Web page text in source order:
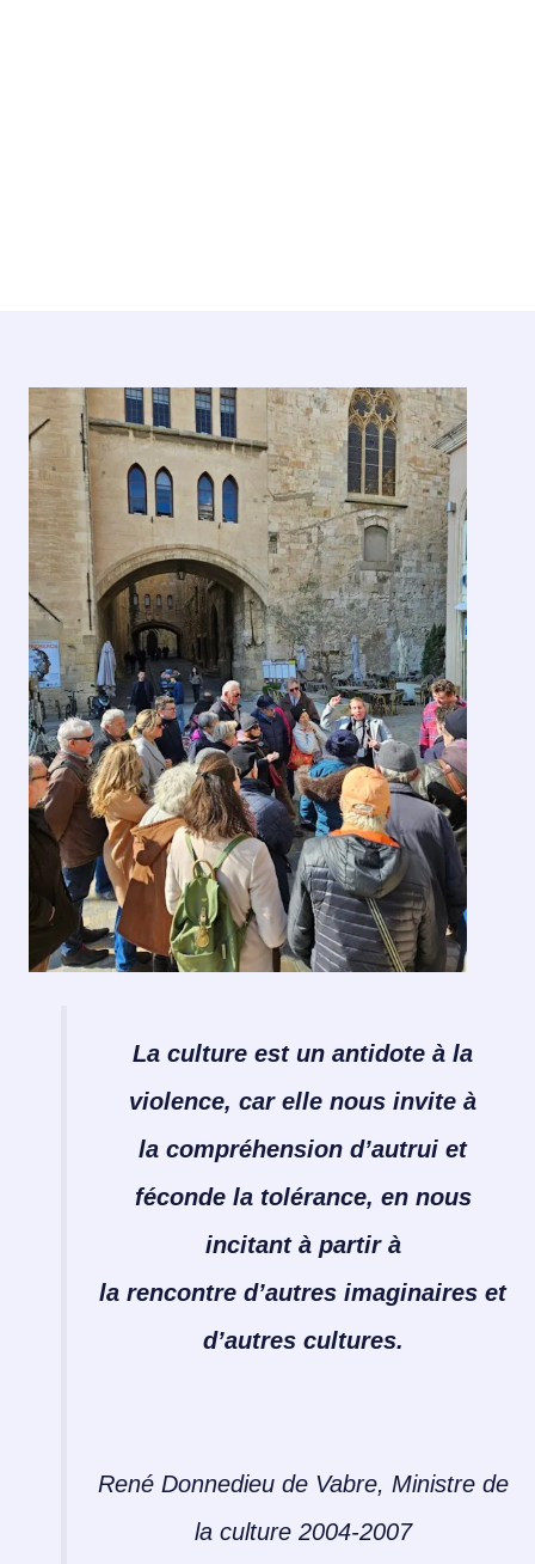
La culture est un antidote à la
violence, car elle nous invite à
la compréhension d’autrui et
féconde la tolérance, en nous
incitant à partir à
la rencontre d’autres imaginaires et
d’autres cultures.
René Donnedieu de Vabre, Ministre de
la culture 2004-2007